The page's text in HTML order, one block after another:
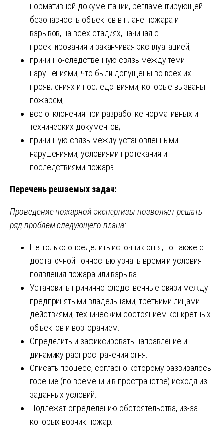
нормативной документации, регламентирующей
безопасность объектов в плане пожара и
взрывов, на всех стадиях, начиная с
проектирования и заканчивая эксплуатацией;
причинно-следственную связь между теми
нарушениями, что были допущены во всех их
проявлениях и последствиями, которые вызваны
пожаром;
все отклонения при разработке нормативных и
технических документов;
причинную связь между установленными
нарушениями, условиями протекания и
последствиями пожара.
Перечень решаемых задач:
Проведение пожарной экспертизы позволяет решать
ряд проблем следующего плана:
Не только определить источник огня, но также с
достаточной точностью узнать время и условия
появления пожара или взрыва.
Установить причинно-следственные связи между
предпринятыми владельцами, третьими лицами ―
действиями, техническим состоянием конкретных
объектов и возгоранием.
Определить и зафиксировать направление и
динамику распространения огня.
Описать процесс, согласно которому развивалось
горение (по времени и в пространстве) исходя из
заданных условий.
Подлежат определению обстоятельства, из-за
которых возник пожар.